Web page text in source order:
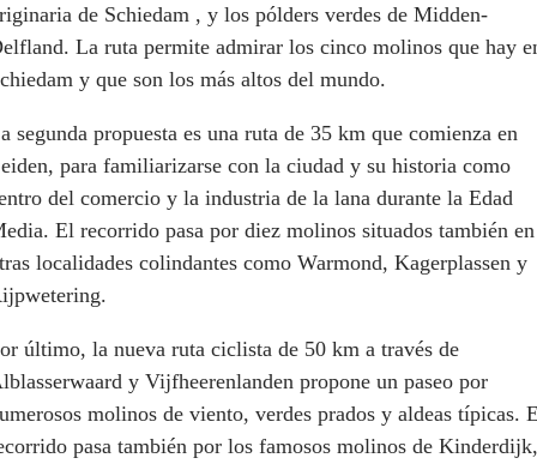
de Schiedam , y los pólders verdes de Midden-
La ruta permite admirar los cinco molinos que hay
y que son los más altos del mundo.
segunda propuesta es una ruta de 35 km que comienza en
para familiarizarse con la ciudad y su historia como
del comercio y la industria de la lana durante la Edad
El recorrido pasa por diez molinos situados también en
localidades colindantes como Warmond, Kagerplassen y
último, la nueva ruta ciclista de 50 km a través de
y Vijfheerenlanden propone un paseo por
molinos de viento, verdes prados y aldeas típicas.
pasa también por los famosos molinos de Kinderdijk,